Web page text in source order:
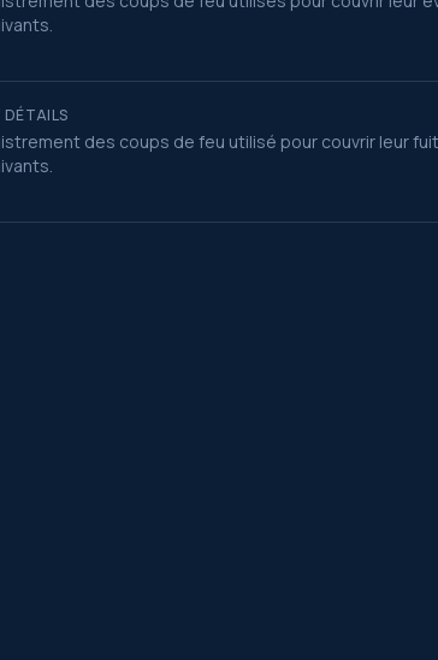
DÉTAILS
des coups de feu utilisé pour couvrir leur